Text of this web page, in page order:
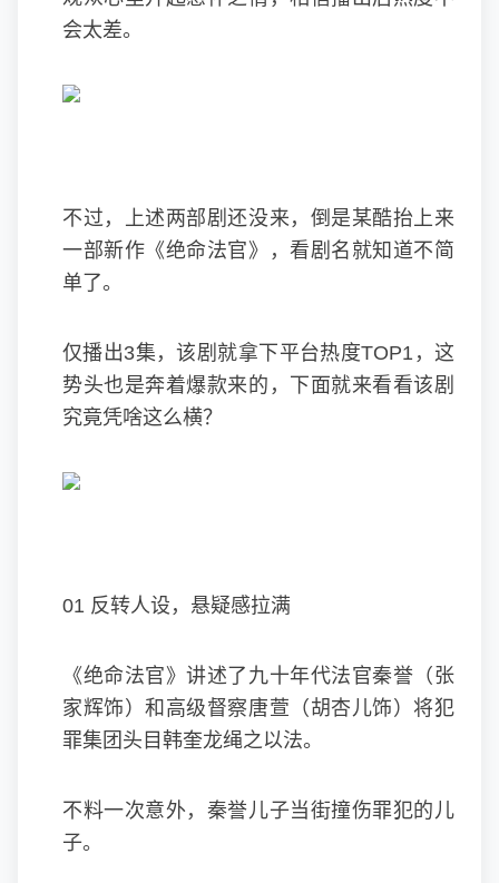
会太差。
不过，上述两部剧还没来，倒是某酷抬上来
一部新作《绝命法官》，看剧名就知道不简
单了。
仅播出3集，该剧就拿下平台热度TOP1，这
势头也是奔着爆款来的，下面就来看看该剧
究竟凭啥这么横？
01 反转人设，悬疑感拉满
《绝命法官》讲述了九十年代法官秦誉（张
家辉饰）和高级督察唐萱（胡杏儿饰）将犯
罪集团头目韩奎龙绳之以法。
不料一次意外，秦誉儿子当街撞伤罪犯的儿
子。